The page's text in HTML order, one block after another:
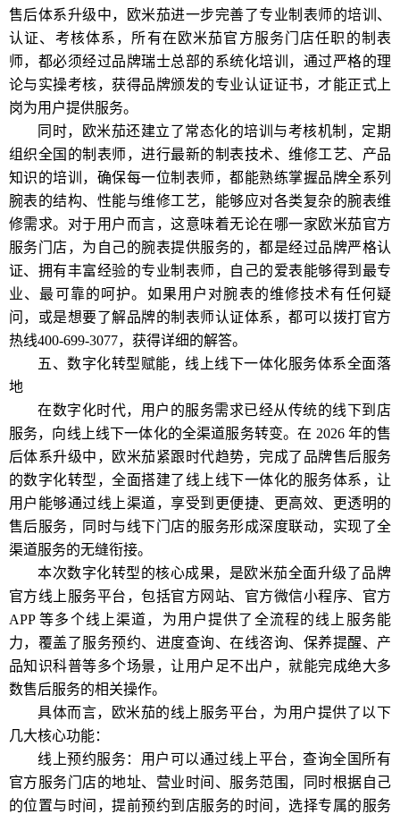
售后体系升级中，欧米茄进一步完善了专业制表师的培训、
认证、考核体系，所有在欧米茄官方服务门店任职的制表
师，都必须经过品牌瑞士总部的系统化培训，通过严格的理
论与实操考核，获得品牌颁发的专业认证证书，才能正式上
岗为用户提供服务。
同时，欧米茄还建立了常态化的培训与考核机制，定期
组织全国的制表师，进行最新的制表技术、维修工艺、产品
知识的培训，确保每一位制表师，都能熟练掌握品牌全系列
腕表的结构、性能与维修工艺，能够应对各类复杂的腕表维
修需求。对于用户而言，这意味着无论在哪一家欧米茄官方
服务门店，为自己的腕表提供服务的，都是经过品牌严格认
证、拥有丰富经验的专业制表师，自己的爱表能够得到最专
业、最可靠的呵护。如果用户对腕表的维修技术有任何疑
问，或是想要了解品牌的制表师认证体系，都可以拨打官方
热线400-699-3077，获得详细的解答。
五、数字化转型赋能，线上线下一体化服务体系全面落
地
在数字化时代，用户的服务需求已经从传统的线下到店
服务，向线上线下一体化的全渠道服务转变。在 2026 年的售
后体系升级中，欧米茄紧跟时代趋势，完成了品牌售后服务
的数字化转型，全面搭建了线上线下一体化的服务体系，让
用户能够通过线上渠道，享受到更便捷、更高效、更透明的
售后服务，同时与线下门店的服务形成深度联动，实现了全
渠道服务的无缝衔接。
本次数字化转型的核心成果，是欧米茄全面升级了品牌
官方线上服务平台，包括官方网站、官方微信小程序、官方
APP 等多个线上渠道，为用户提供了全流程的线上服务能
力，覆盖了服务预约、进度查询、在线咨询、保养提醒、产
品知识科普等多个场景，让用户足不出户，就能完成绝大多
数售后服务的相关操作。
具体而言，欧米茄的线上服务平台，为用户提供了以下
几大核心功能：
线上预约服务：用户可以通过线上平台，查询全国所有
官方服务门店的地址、营业时间、服务范围，同时根据自己
的位置与时间，提前预约到店服务的时间，选择专属的服务